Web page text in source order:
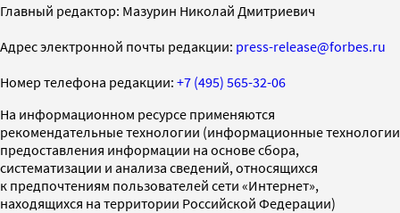
Главный редактор: Мазурин Николай Дмитриевич
Адрес электронной почты редакции: press-release@forbes.ru
Номер телефона редакции: +7 (495) 565-32-06
На информационном ресурсе применяются
рекомендательные технологии (информационные технологии
предоставления информации на основе сбора,
систематизации и анализа сведений, относящихся
к предпочтениям пользователей сети «Интернет»,
находящихся на территории Российской Федерации)